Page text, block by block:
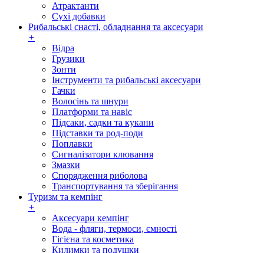
Атрактанти
Сухі добавки
Рибальські снасті, обладнання та аксесуари
+
Відра
Грузики
Зонти
Інструменти та рибальські аксесуари
Гачки
Волосінь та шнури
Платформи та навіс
Підсаки, садки та кукани
Підставки та род-поди
Поплавки
Сигналізатори клювання
Змазки
Спорядження риболова
Транспортування та зберігання
Туризм та кемпінг
+
Аксесуари кемпінг
Вода - фляги, термоси, ємності
Гігієна та косметика
Килимки та подушки